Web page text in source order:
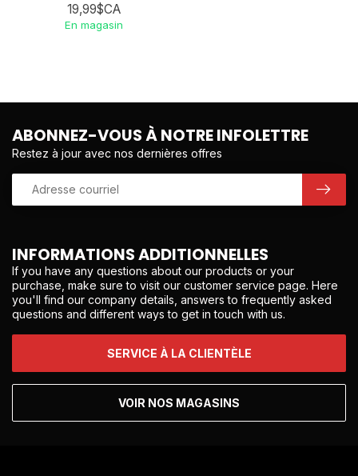
19,99$CA
En magasin
INFORMATIONS ADDITIONNELLES
If you have any questions about our products or your
purchase, make sure to visit our customer service page. Here
you'll find our company details, answers to frequently asked
questions and different ways to get in touch with us.
SERVICE À LA CLIENTÈLE
VOIR NOS MAGASINS
ABONNEZ-VOUS À NOTRE INFOLETTRE
Restez à jour avec nos dernières offres